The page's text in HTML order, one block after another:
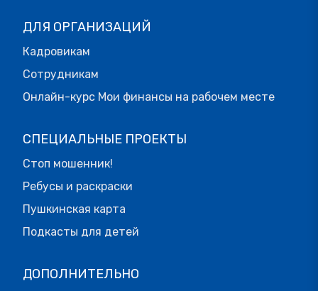
ДЛЯ ОРГАНИЗАЦИЙ
Кадровикам
Сотрудникам
Онлайн-курс Мои финансы на рабочем месте
СПЕЦИАЛЬНЫЕ ПРОЕКТЫ
Стоп мошенник!
Ребусы и раскраски
Пушкинская карта
Подкасты для детей
ДОПОЛНИТЕЛЬНО